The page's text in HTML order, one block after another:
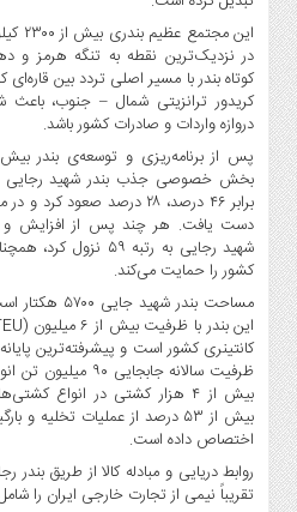
ارز
دیجیتال
کشاورزی
و
صنایع
غذایی
سیاسی
و
بین
الملل
نگاه
روز
گوناگون
این
در نزدیک‌ترین نقطه به تنگه هرمز و
کوتاه بندر با مسیر اصلی تردد بین
کریدور ترانزیتی شمال – جنوب،
دروازه واردات و صادرات کشور باشد.
دست یافت. هر چند پس از افزایش و
کشور را حمایت می‌کند.
کانتینری کشور است و پیشرفته‌ترین
ظرفیت سالانه
بیش از ۴ هزار کشتی در انواع
بیش از ۵۳ درصد از عملیات تخلیه
اختصاص داده است.
تقریباً نیمی از تجارت خارجی ایران را